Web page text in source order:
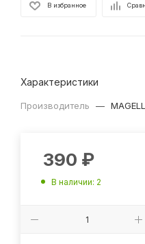
В избранное
Характеристики
Производитель —
390 ₽
В наличии: 2